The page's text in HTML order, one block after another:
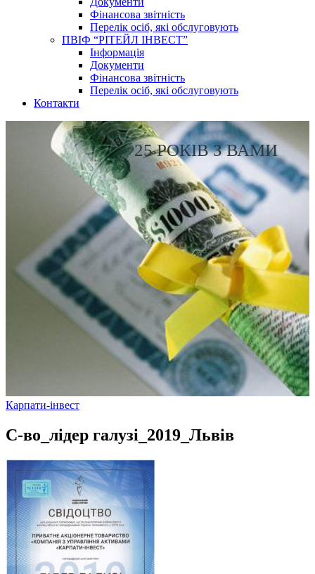
Фінансова звітність
Перелік осіб, які обслуговують
ПВІФ “РІТЕЙЛ ІНВЕСТ”
Інформація
Документи
Фінансова звітність
Перелік осіб, які обслуговують
Контакти
25 РОКІВ З ВАМИ
Карпати-інвест
С-во_лідер галузі_2019_Львів